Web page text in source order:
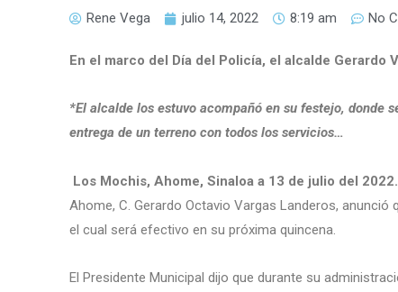
Rene Vega julio 14, 2022 8:19 am No
En el marco del Día del Policía, el alcalde Gerardo
*El alcalde los estuvo acompañó en su festejo, donde
entrega de un terreno con todos los servicios…
Los Mochis, Ahome, Sinaloa a 13 de julio del
Ahome, C. Gerardo Octavio Vargas Landeros,
el cual será efectivo en su próxima quincena.
El Presidente Municipal dijo que durante su